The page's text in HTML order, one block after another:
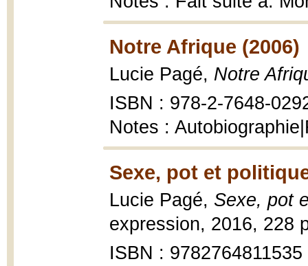
Notre Afrique (2006)
Lucie Pagé, Notre
ISBN : 978-2-7648-
Notes :
Sexe, pot et
Lucie Pagé, Sexe, pot
expression, 2016, 228
ISBN : 9782764811535